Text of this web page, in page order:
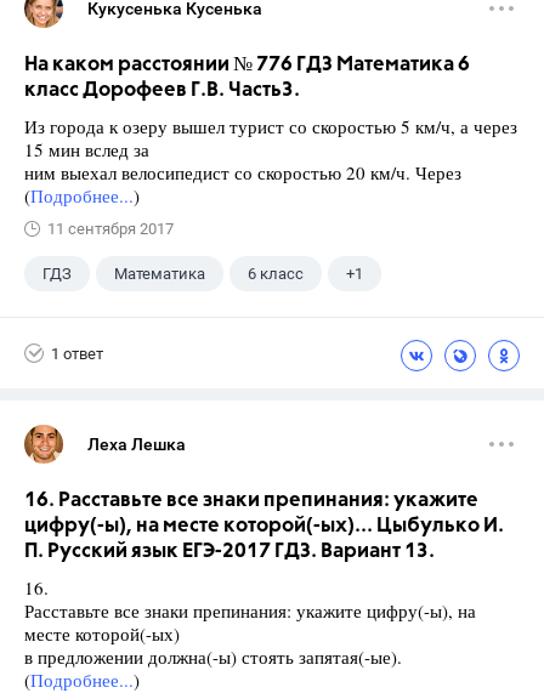
Кукусенька Кусенька
На каком расстоянии № 776 ГДЗ Математика 6
класс Дорофеев Г.В. Часть3.
Из города к озеру вышел турист со скоростью 5 км/ч, а через
15 мин вслед за
ним выехал велосипедист со скоростью 20 км/ч. Через
(Подробнее...)
11 сентября 2017
ГДЗ Математика 6 класс +1
1 ответ
Леха Лешка
16. Расставьте все знаки препинания: укажите
цифру(-ы), на месте которой(-ых)... Цыбулько И.
П. Русский язык ЕГЭ-2017 ГДЗ. Вариант 13.
16.
Расставьте все знаки препинания: укажите цифру(-ы), на
месте которой(-ых)
в предложении должна(-ы) стоять запятая(-ые).
(Подробнее...)